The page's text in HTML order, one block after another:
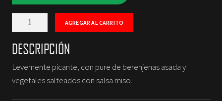
PULPO
AL
AJI
cantidad
AGREGAR AL CARRITO
DESCRIPCIÓN
Levemente picante, con pure de berenjenas asada y
vegetales salteados con salsa miso.